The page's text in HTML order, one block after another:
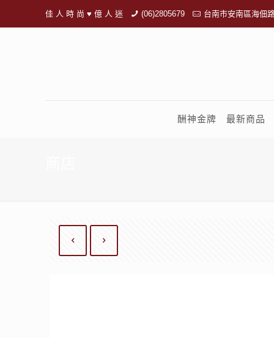
佳 人 時 尚 ♥ 億 人 迷 (06)2805679 台南市安南區海佃
酬神金牌 最新商品